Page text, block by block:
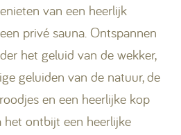
van een heerlijk
privé sauna. Ontspannen
het geluid van de wekker,
geluiden van de natuur, de
en een heerlijke kop
het ontbijt een heerlijke